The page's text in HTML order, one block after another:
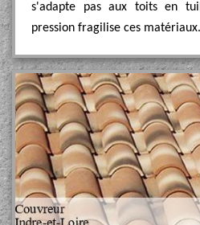
s'adapte pas aux toits en
pression fragilise ces matériaux.